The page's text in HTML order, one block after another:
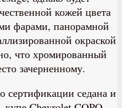
кожей цвета
фарами, панорамной
окраской
что хромированный
зачерненному.
сертификации седана и